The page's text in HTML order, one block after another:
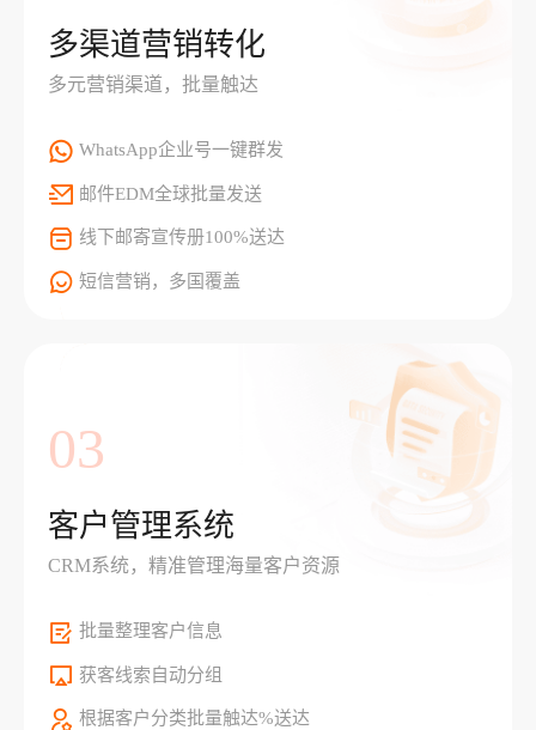
多渠道营销转化
多元营销渠道，批量触达
WhatsApp企业号一键群发
邮件EDM全球批量发送
线下邮寄宣传册100%送达
短信营销，多国覆盖
03
客户管理系统
CRM系统，精准管理海量客户资源
批量整理客户信息
获客线索自动分组
根据客户分类批量触达%送达